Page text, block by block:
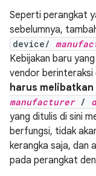
Seperti perangkat
sebelumnya,
device/
Kebijakan baru
vendor berinteraksi
harus
manufacturer/
yang ditulis di sini
berfungsi, tidak
kerangka saja, dan
pada perangkat